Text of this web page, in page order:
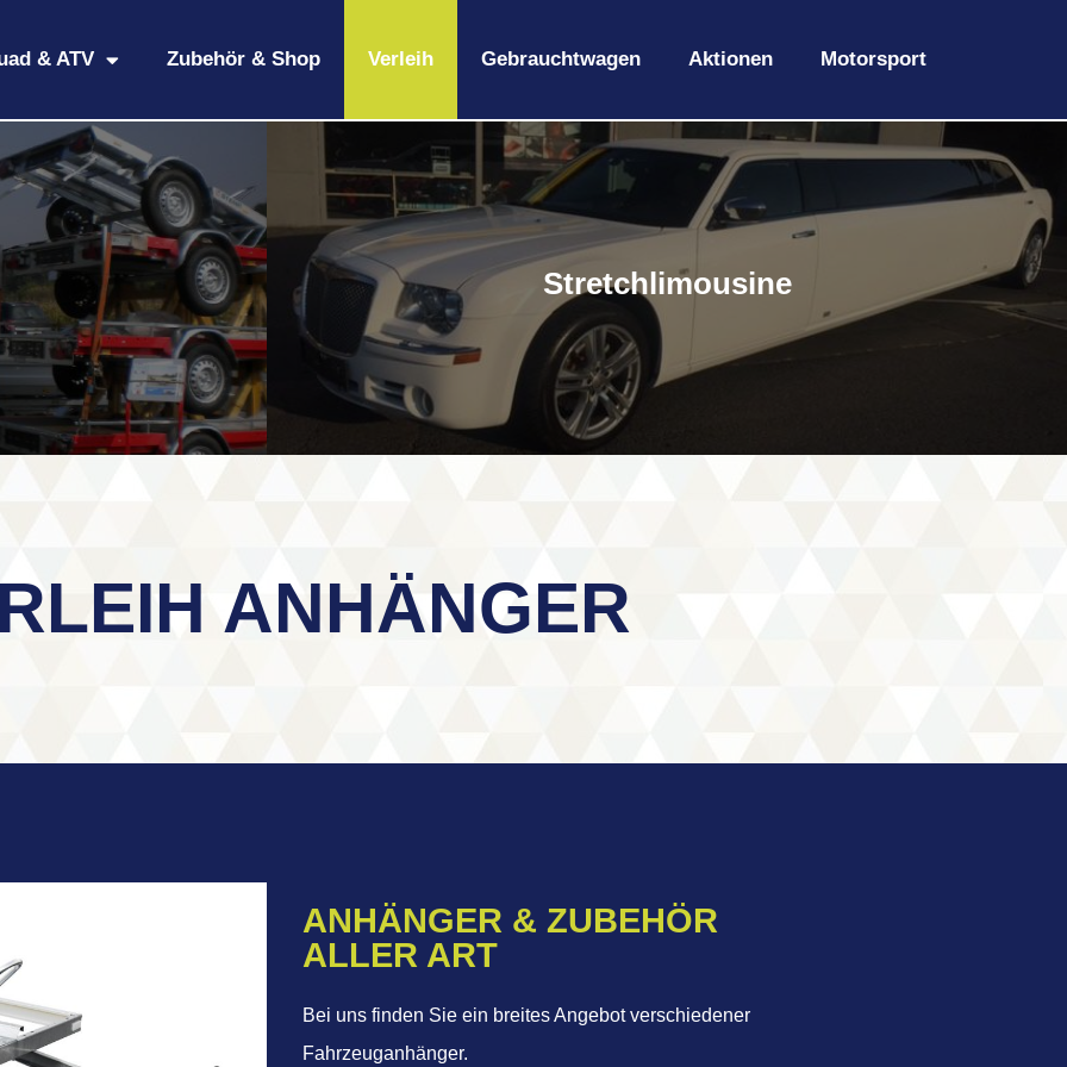
& ATV Zubehör & Shop Verleih Gebrauchtwagen Aktionen Motorsport
Stretchlimousine
Stretchlimousine
ANHÄNGER
ANHÄNGER & ZUBEHÖR
ALLER ART
Bei uns finden Sie ein breites Angebot verschiedener
Fahrzeuganhänger.